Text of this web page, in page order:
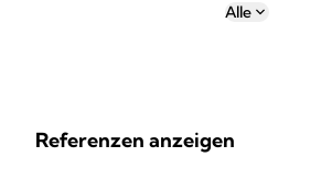
Alle
Referenzen anzeigen